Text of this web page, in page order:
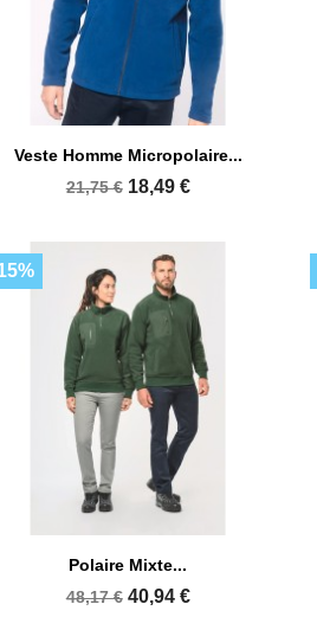
Aperçu rapide
Veste Homme Micropolaire...
21,75 € 18,49 €
Aperçu rapide
Polaire Mixte...
48,17 € 40,94 €